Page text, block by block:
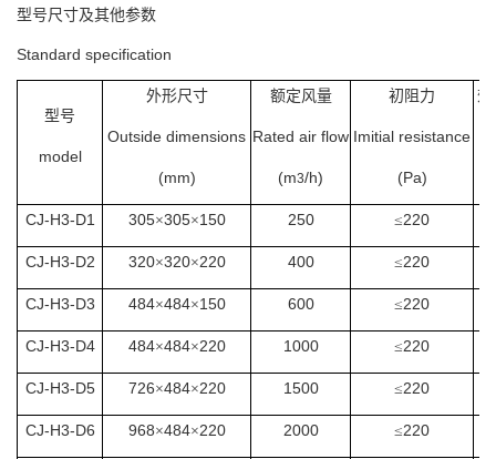
型号尺寸及其他参数
Standard specification
型号
model
外形尺寸
Outside dimensions
(mm)
额定风量
Rated air flow
(m3/h)
初阻力
Imitial resistance
(Pa)
效
CJ-H3-D1 305×305×150 250 ≤220
CJ-H3-D2 320×320×220 400 ≤220
CJ-H3-D3 484×484×150 600 ≤220
CJ-H3-D4 484×484×220 1000 ≤220
CJ-H3-D5 726×484×220 1500 ≤220
CJ-H3-D6 968×484×220 2000 ≤220